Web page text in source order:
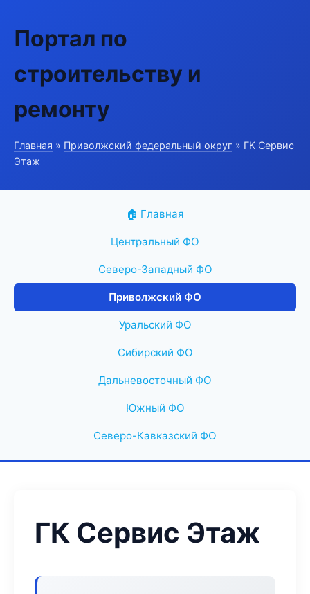
Портал по
строительству и
ремонту
Главная » Приволжский федеральный округ » ГК Сервис
Этаж
🏠 Главная
Центральный ФО
Северо-Западный ФО
Приволжский ФО
Уральский ФО
Сибирский ФО
Дальневосточный ФО
Южный ФО
Северо-Кавказский ФО
ГК Сервис Этаж